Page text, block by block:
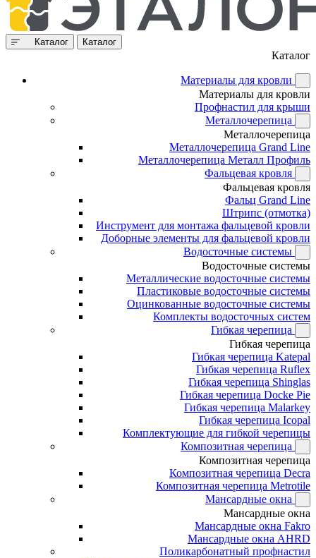
Каталог Каталог
Каталог
Материалы для кровли
Материалы для кровли
Профнастил для крыши
Металлочерепица
Металлочерепица
Металлочерепица Grand Line
Металлочерепица Металл Профиль
Фальцевая кровля
Фальцевая кровля
Фальц Grand Line
Штрипс (отмотка)
Инструмент для монтажа фальцевой кровли
Доборные элементы для фальцевой кровли
Водосточные системы
Водосточные системы
Металлические водосточные системы
Пластиковые водосточные системы
Оцинкованные водосточные системы
Комплекты водосточных систем
Гибкая черепица
Гибкая черепица
Гибкая черепица Katepal
Гибкая черепица Ruflex
Гибкая черепица Shinglas
Гибкая черепица Docke Pie
Гибкая черепица Malarkey
Гибкая черепица Icopal
Комплектующие для гибкой черепицы
Композитная черепица
Композитная черепица
Композитная черепица Decra
Композитная черепица Metrotile
Мансардные окна
Мансардные окна
Мансардные окна Fakro
Мансардные окна AHRD
Поликарбонатный профнастил